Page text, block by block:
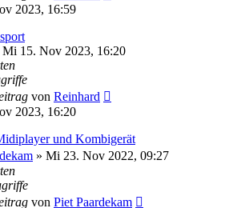
2023, 16:59
Mi 15. Nov 2023, 16:20
von Reinhard
2023, 16:20
und Kombigerät
» Mi 23. Nov 2022, 09:27
von Piet Paardekam